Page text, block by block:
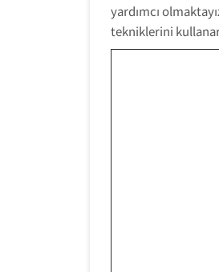
yardımcı
tekniklerini